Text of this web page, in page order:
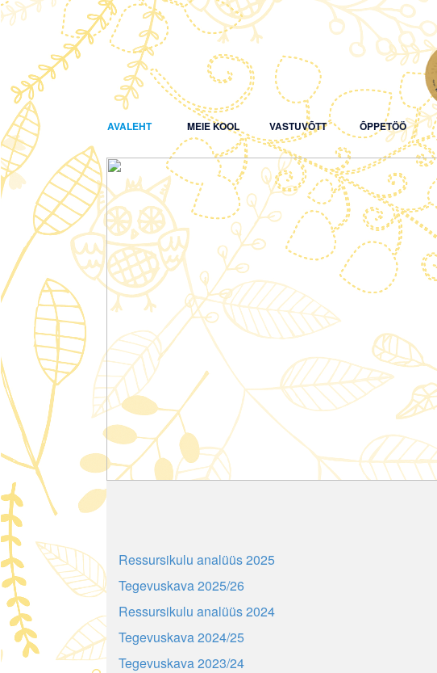
AVALEHT MEIE KOOL VASTUVÕTT ÕPPETÖÖ
Ressursikulu analüüs 2025
Tegevuskava 2025/26
Ressursikulu analüüs 2024
Tegevuskava 2024/25
Tegevuskava 2023/24